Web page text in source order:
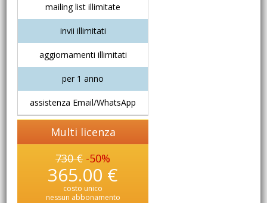
mailing list illimitate
invii illimitati
aggiornamenti illimitati
per 1 anno
assistenza Email/WhatsApp
Multi licenza
730 € -50%
365.00 €
costo unico
nessun abbonamento